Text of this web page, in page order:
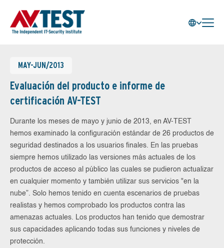
MAY-JUN/2013
Evaluación del producto e informe de
certificación AV-TEST
Durante los meses de mayo y junio de 2013, en AV-TEST
hemos examinado la configuración estándar de 26 productos de
seguridad destinados a los usuarios finales. En las pruebas
siempre hemos utilizado las versiones más actuales de los
productos de acceso al público las cuales se pudieron actualizar
en cualquier momento y también utilizar sus servicios "en la
nube”. Solo hemos tenido en cuenta escenarios de pruebas
realistas y hemos comprobado los productos contra las
amenazas actuales. Los productos han tenido que demostrar
sus capacidades aplicando todas sus funciones y niveles de
protección.